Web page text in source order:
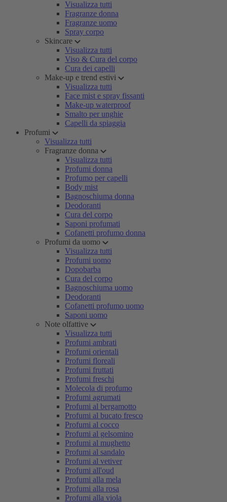
Visualizza tutti
Fragranze donna
Fragranze uomo
Spray corpo
Skincare
Visualizza tutti
Viso & Cura del corpo
Cura dei capelli
Make-up e trend estivi
Visualizza tutti
Face mist e spray fissanti
Make-up waterproof
Smalto per unghie
Capelli da spiaggia
Profumi
Visualizza tutti
Fragranze donna
Visualizza tutti
Profumi donna
Profumo per capelli
Body mist
Bagnoschiuma donna
Deodoranti
Cura del corpo
Saponi profumati
Cofanetti profumo donna
Profumi da uomo
Visualizza tutti
Profumi uomo
Dopobarba
Cura del corpo
Bagnoschiuma uomo
Deodoranti
Cofanetti profumo uomo
Saponi uomo
Note olfattive
Visualizza tutti
Profumi ambrati
Profumi orientali
Profumi floreali
Profumi fruttati
Profumi freschi
Molecola di profumo
Profumi agrumati
Profumi al bergamotto
Profumi al bucato fresco
Profumi al cocco
Profumi al gelsomino
Profumi al mughetto
Profumi al sandalo
Profumi al vetiver
Profumi all'oud
Profumi alla mela
Profumi alla rosa
Profumi alla viola